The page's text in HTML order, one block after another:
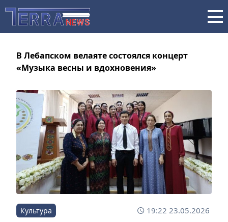
В Лебапском велаяте состоялся концерт
«Музыка весны и вдохновения»
Культура 19:22 23.05.2026